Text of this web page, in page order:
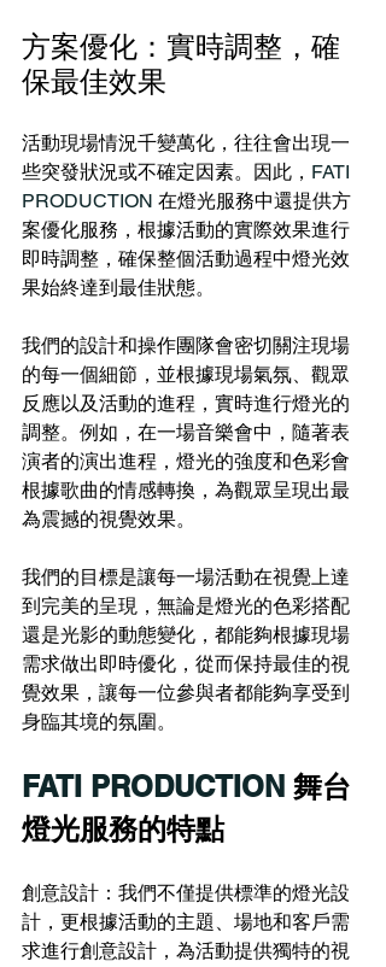
方案優化：實時調整，確
保最佳效果
活動現場情況千變萬化，往往會出現一
些突發狀況或不確定因素。因此， FATI
PRODUCTION 在燈光服務中還提供方
案優化服務，根據活動的實際效果進行
即時調整，確保整個活動過程中燈光效
果始終達到最佳狀態。
我們的設計和操作團隊會密切關注現場
的每一個細節，並根據現場氣氛、觀眾
反應以及活動的進程，實時進行燈光的
調整。例如，在一場音樂會中，隨著表
演者的演出進程，燈光的強度和色彩會
根據歌曲的情感轉換，為觀眾呈現出最
為震撼的視覺效果。
我們的目標是讓每一場活動在視覺上達
到完美的呈現，無論是燈光的色彩搭配
還是光影的動態變化，都能夠根據現場
需求做出即時優化，從而保持最佳的視
覺效果，讓每一位參與者都能夠享受到
身臨其境的氛圍。
FATI PRODUCTION 舞台
燈光服務的特點
創意設計：我們不僅提供標準的燈光設
計，更根據活動的主題、場地和客戶需
求進行創意設計，為活動提供獨特的視